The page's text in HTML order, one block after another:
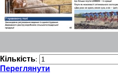
Кількість:
Переглянути